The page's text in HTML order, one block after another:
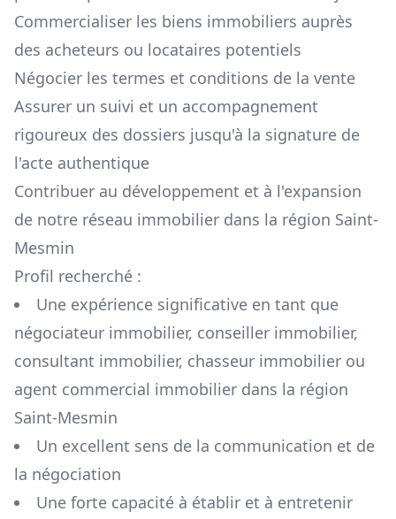
Commercialiser les biens immobiliers auprès
des acheteurs ou locataires potentiels
Négocier les termes et conditions de la vente
Assurer un suivi et un accompagnement
rigoureux des dossiers jusqu'à la signature de
l'acte authentique
Contribuer au développement et à l'expansion
de notre réseau immobilier dans la région Saint-
Mesmin
Profil recherché :
Une expérience significative en tant que
négociateur immobilier, conseiller immobilier,
consultant immobilier, chasseur immobilier ou
agent commercial immobilier dans la région
Saint-Mesmin
Un excellent sens de la communication et de
la négociation
Une forte capacité à établir et à entretenir